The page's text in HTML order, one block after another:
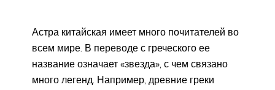
Астра китайская имеет много почитателей во
всем мире. В переводе с греческого ее
название означает «звезда», с чем связано
много легенд. Например, древние греки